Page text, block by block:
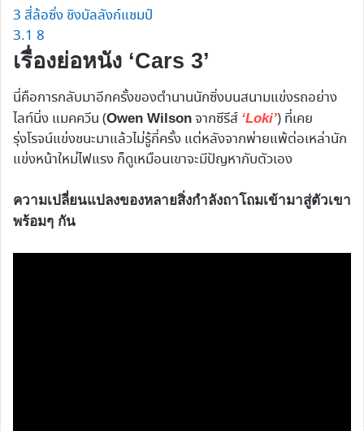
3 สี่ล้อซิ่ง ชิงบัลลังก์แชมป์
3.1 8
เรื่องย่อหนัง ‘Cars 3’
นี่คือการกลับมาอีกครั้งของตำนานนักซิ่งบนสนามแข่งรถอย่าง
ไลท์นิ่ง แมคควีน (Owen Wilson จากซีรีส์ ‘Loki’) ที่เคย
รุ่งโรจน์แข่งชนะมาแล้วไม่รู้กี่ครั้ง แต่หลังจากพ่ายแพ้ต่อเหล่านัก
แข่งหน้าใหม่ไฟแรง ก็ดูเหมือนเขาจะมีปัญหากับตัวเอง
ความเปลี่ยนแปลงของหลายสิ่งกำลังถาโถมเข้ามาสู่ตัวเขา
พร้อมๆ กัน